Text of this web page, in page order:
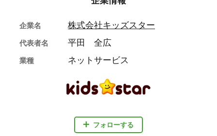
フォローする
企業名 株式会社キッズスター
代表者名 平田 全広
業種 ネットサービス